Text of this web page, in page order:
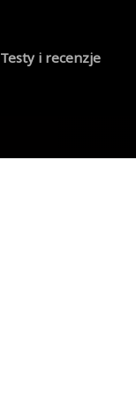
Testy i recenzje